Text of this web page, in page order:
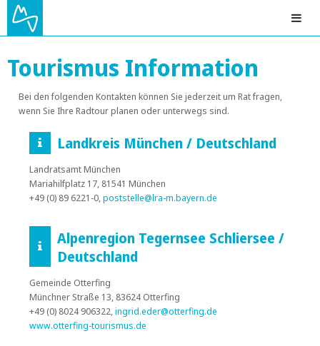
Tourismus Information
Bei den folgenden Kontakten können Sie jederzeit um Rat fragen,
wenn Sie Ihre Radtour planen oder unterwegs sind.
Landkreis München / Deutschland
Landratsamt München
Mariahilfplatz 17, 81541 München
+49 (0) 89 6221-0,poststelle@lra-m.bayern.de
Alpenregion Tegernsee Schliersee /
Deutschland
Gemeinde Otterfing
Münchner Straße 13, 83624 Otterfing
+49 (0) 8024 906322, ingrid.eder@otterfing.de
www.otterfing-tourismus.de